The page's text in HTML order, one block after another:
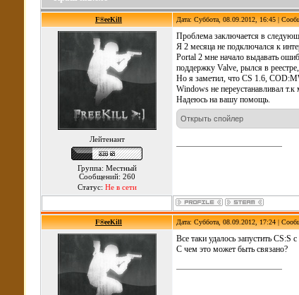
F®eeKill Дата: Суббота, 08.09.2012, 16:45 |
Лейтенант
Группа: Местный
Сообщений: 260
Статус: Не в сети
Проблема заключается в
Я 2 месяца не подключался к
Portal 2 мне начало выдавать
поддержку Valve, рылся в
Но я заметил, что CS 1.6,
Windows не переустанавливал
Надеюсь на вашу помощь.
F®eeKill Дата: Суббота, 08.09.2012, 17:24 |
Все таки удалось запустить
С чем это может быть связано?